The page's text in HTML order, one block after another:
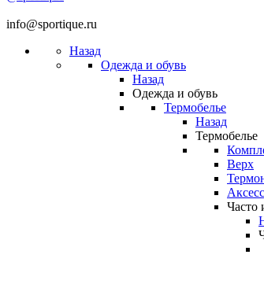
info@sportique.ru
Назад
Одежда и обувь
Назад
Одежда и обувь
Термобелье
Назад
Термобелье
Верх
Часто